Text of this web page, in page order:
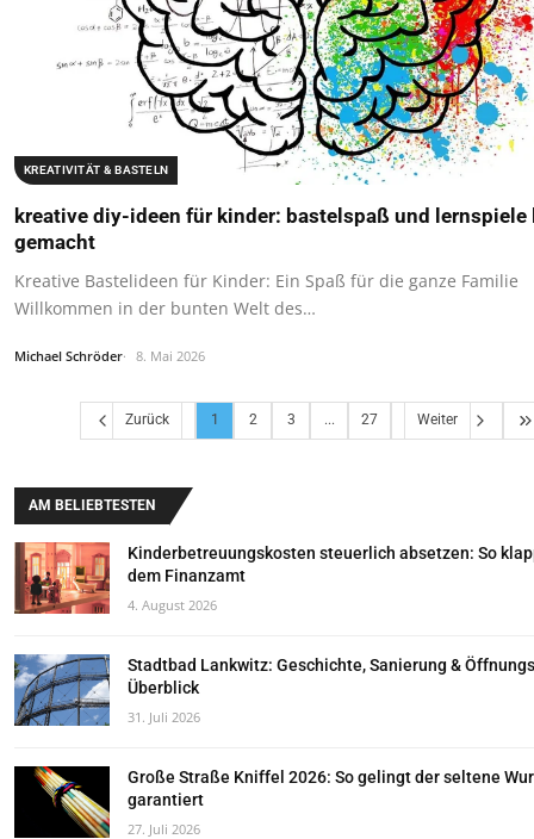
KREATIVITÄT & BASTELN
kreative diy-ideen für kinder: bastelspaß und lernspiele
gemacht
Kreative Bastelideen für Kinder: Ein Spaß für die ganze Familie
Willkommen in der bunten Welt des…
Michael Schröder 8. Mai 2026
Zurück 1 2 3 ... 27 Weiter
AM BELIEBTESTEN
Kinderbetreuungskosten steuerlich absetzen: So
dem Finanzamt
4. August 2026
Stadtbad Lankwitz: Geschichte, Sanierung &
Überblick
31. Juli 2026
Große Straße Kniffel 2026: So gelingt der seltene
garantiert
27. Juli 2026